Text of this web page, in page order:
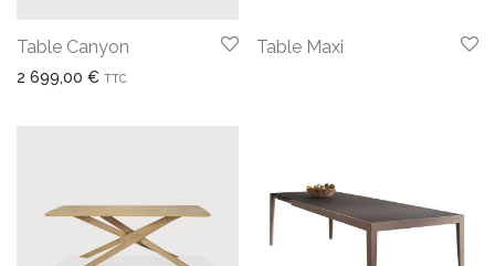
Table Canyon
2 699,00 € TTC
Table Maxi